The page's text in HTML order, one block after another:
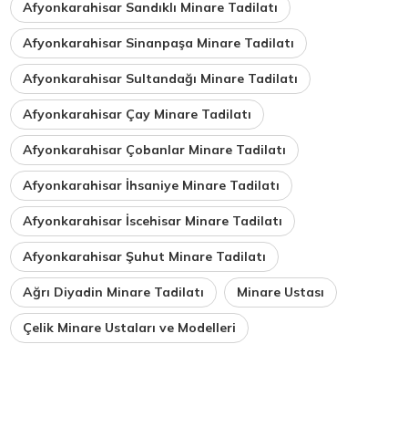
Afyonkarahisar Sandıklı Minare Tadilatı
Afyonkarahisar Sinanpaşa Minare Tadilatı
Afyonkarahisar Sultandağı Minare Tadilatı
Afyonkarahisar Çay Minare Tadilatı
Afyonkarahisar Çobanlar Minare Tadilatı
Afyonkarahisar İhsaniye Minare Tadilatı
Afyonkarahisar İscehisar Minare Tadilatı
Afyonkarahisar Şuhut Minare Tadilatı
Ağrı Diyadin Minare Tadilatı Minare Ustası
Çelik Minare Ustaları ve Modelleri